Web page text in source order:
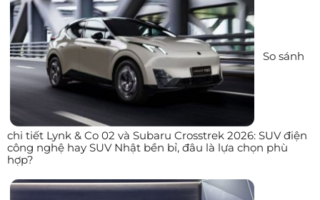
So sánh
chi tiết Lynk & Co 02 và Subaru Crosstrek 2026: SUV điện
công nghệ hay SUV Nhật bền bỉ, đâu là lựa chọn phù
hợp?